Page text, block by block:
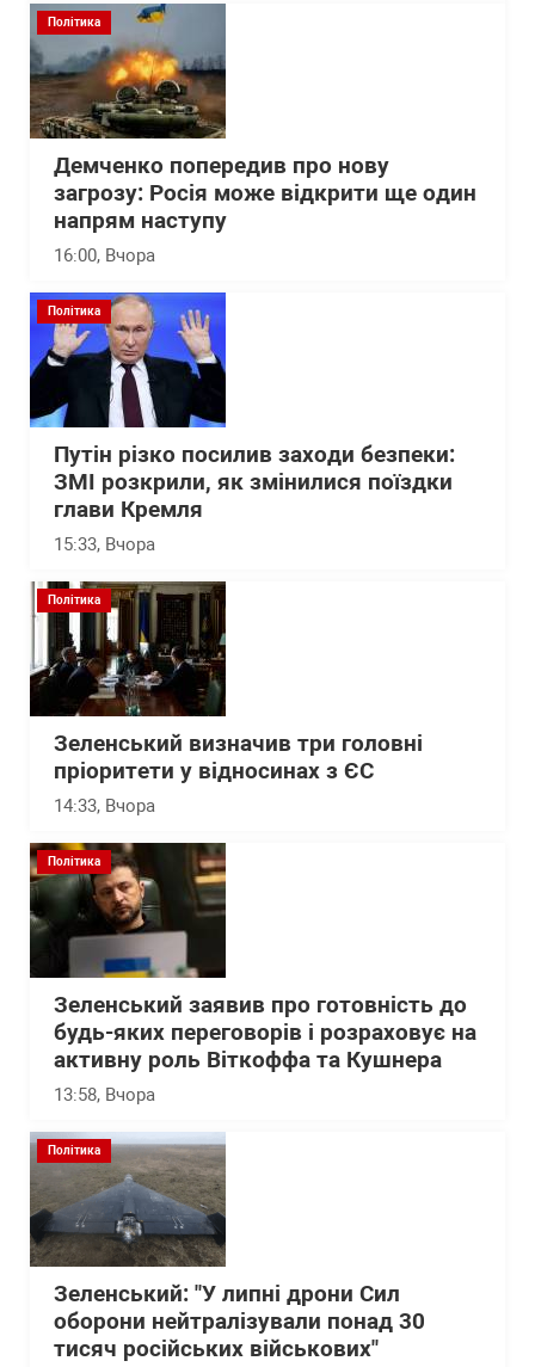
Політика
Демченко попередив про нову
загрозу: Росія може відкрити ще один
напрям наступу
16:00, Вчора
Політика
Путін різко посилив заходи безпеки:
ЗМІ розкрили, як змінилися поїздки
глави Кремля
15:33, Вчора
Політика
Зеленський визначив три головні
пріоритети у відносинах з ЄС
14:33, Вчора
Політика
Зеленський заявив про готовність до
будь-яких переговорів і розраховує на
активну роль Віткоффа та Кушнера
13:58, Вчора
Політика
Зеленський: "У липні дрони Сил
оборони нейтралізували понад 30
тисяч російських військових"